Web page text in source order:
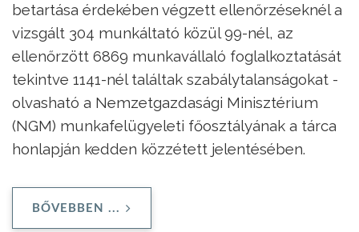
betartása érdekében végzett ellenőrzéseknél a
vizsgált 304 munkáltató közül 99-nél, az
ellenőrzött 6869 munkavállaló foglalkoztatását
tekintve 1141-nél találtak szabálytalanságokat -
olvasható a Nemzetgazdasági Minisztérium
(NGM) munkafelügyeleti főosztályának a tárca
honlapján kedden közzétett jelentésében.
BŐVEBBEN ...